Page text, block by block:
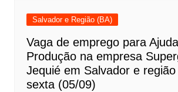
Salvador e Região (BA)
Vaga de emprego para
Produção na empresa
Jequié em Salvador e
sexta (05/09)